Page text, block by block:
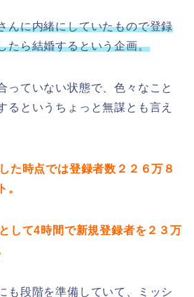
んに内緒にしていたもので登録
たら結婚するという企画。
っていない状態で、色々なこと
るというちょっと無謀とも言え
た時点では登録者数２２６万８
。
して4時間で新規登録者を２３万
も段階を準備していて、ミッシ